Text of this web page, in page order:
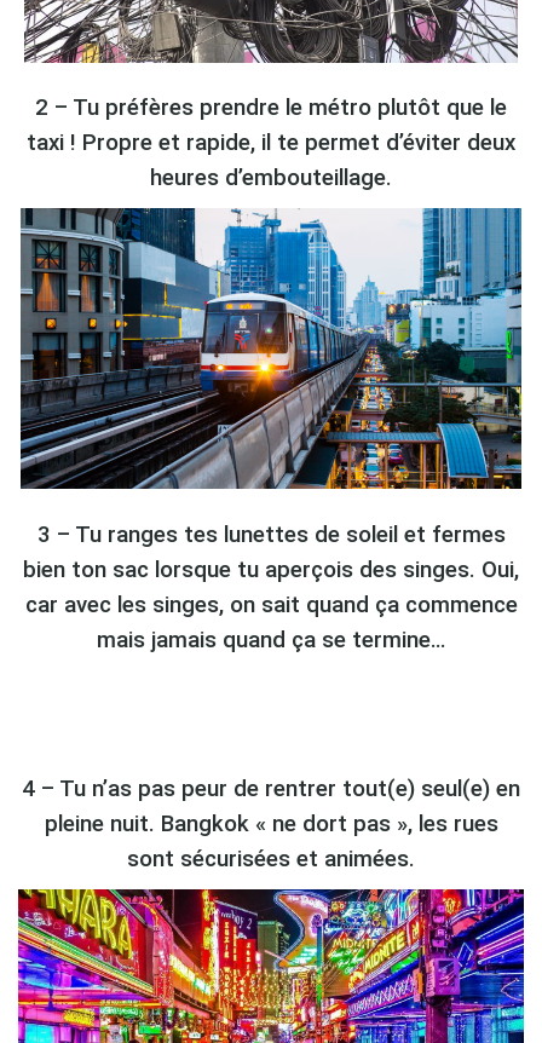
2 – Tu préfères prendre le métro plutôt que le
taxi ! Propre et rapide, il te permet d’éviter deux
heures d’embouteillage.
3 – Tu ranges tes lunettes de soleil et fermes
bien ton sac lorsque tu aperçois des singes. Oui,
car avec les singes, on sait quand ça commence
mais jamais quand ça se termine…
4 – Tu n’as pas peur de rentrer tout(e) seul(e) en
pleine nuit. Bangkok « ne dort pas », les rues
sont sécurisées et animées.